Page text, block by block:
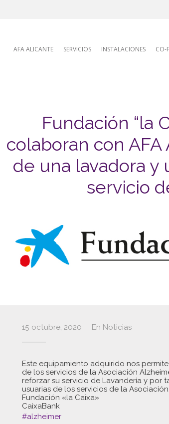
AFA ALICANTE SERVICIOS INSTALACIONES CO-
Fundación “la
colaboran con
de una lavadora y
servicio
15 octubre, 2020 En Noticias
Este equipamiento adquirido nos
de los servicios de la Asociación
reforzar su servicio de Lavandería y por
usuarias de los servicios de la Asociación.
Fundación «la Caixa»
CaixaBank
#alzheimer